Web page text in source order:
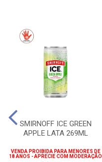
SMIRNOFF ICE GREEN
APPLE LATA 269ML
VENDA PROIBIDA PARA MENORES DE
18 ANOS - APRECIE COM MODERAÇÃO